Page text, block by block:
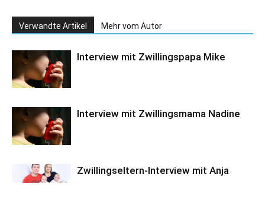
Verwandte Artikel Mehr vom Autor
Interview mit Zwillingspapa Mike
Interview mit Zwillingsmama Nadine
Zwillingseltern-Interview mit Anja